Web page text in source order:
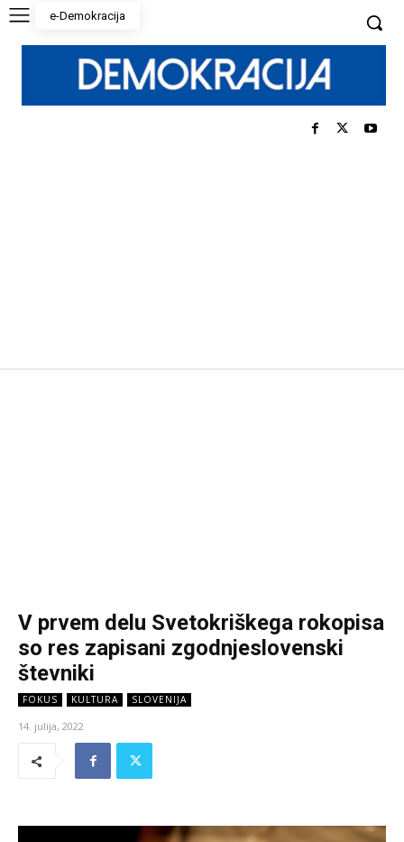
e-Demokracija
V prvem delu Svetokriškega rokopisa
so res zapisani zgodnjeslovenski
števniki
FOKUS KULTURA SLOVENIJA
14. julija, 2022